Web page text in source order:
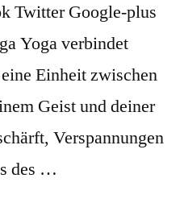
Twitter Google-plus
Yoga verbindet
Einheit zwischen
Geist und deiner
Verspannungen
des …